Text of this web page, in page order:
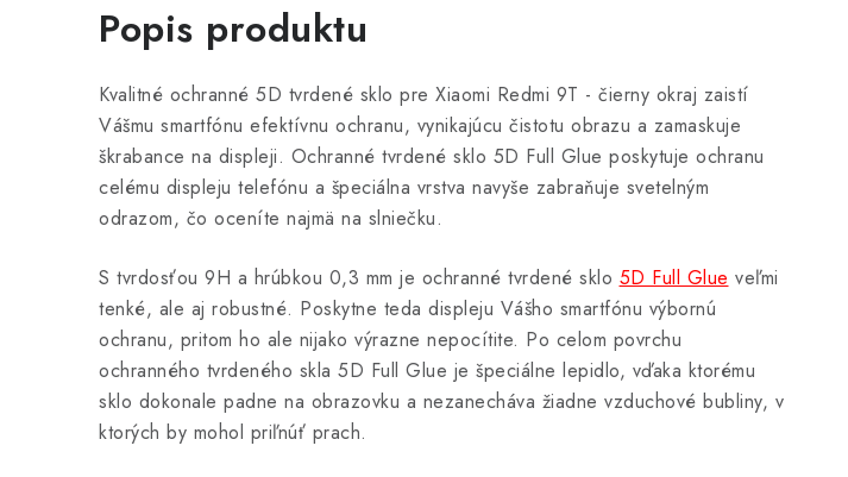
Popis produktu
Kvalitné ochranné 5D tvrdené sklo pre Xiaomi Redmi 9T - čierny okraj zaistí
Vášmu smartfónu efektívnu ochranu, vynikajúcu čistotu obrazu a zamaskuje
škrabance na displeji. Ochranné tvrdené sklo 5D Full Glue poskytuje ochranu
celému displeju telefónu a špeciálna vrstva navyše zabraňuje svetelným
odrazom, čo oceníte najmä na slniečku.
S tvrdosťou 9H a hrúbkou 0,3 mm je ochranné tvrdené sklo 5D Full Glue veľmi
tenké, ale aj robustné. Poskytne teda displeju Vášho smartfónu výbornú
ochranu, pritom ho ale nijako výrazne nepocítite. Po celom povrchu
ochranného tvrdeného skla 5D Full Glue je špeciálne lepidlo, vďaka ktorému
sklo dokonale padne na obrazovku a nezanecháva žiadne vzduchové bubliny, v
ktorých by mohol priľnúť prach.